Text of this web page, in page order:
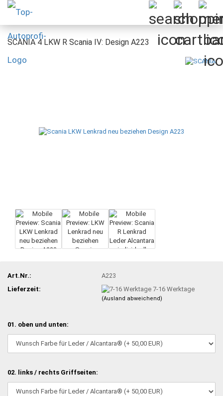
SCANIA 4 LKW R Scania IV: Design A223
Art.Nr.:
A223
Lieferzeit:
7-16 Werktage
(Ausland abweichend)
01. oben und unten:
02. links / rechts Griffseiten: